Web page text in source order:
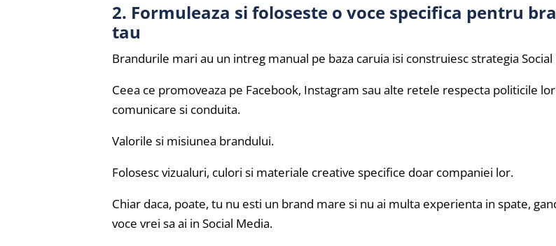
2. Formuleaza si foloseste o voce specifica pentru
tau
Brandurile mari au un intreg manual pe baza caruia isi construiesc strategia Social
Ceea ce promoveaza pe Facebook, Instagram sau alte retele respecta politicile
comunicare si conduita.
Valorile si misiunea brandului.
Folosesc vizualuri, culori si materiale creative specifice doar companiei lor.
Chiar daca, poate, tu nu esti un brand mare si nu ai multa experienta in spate,
voce vrei sa ai in Social Media.